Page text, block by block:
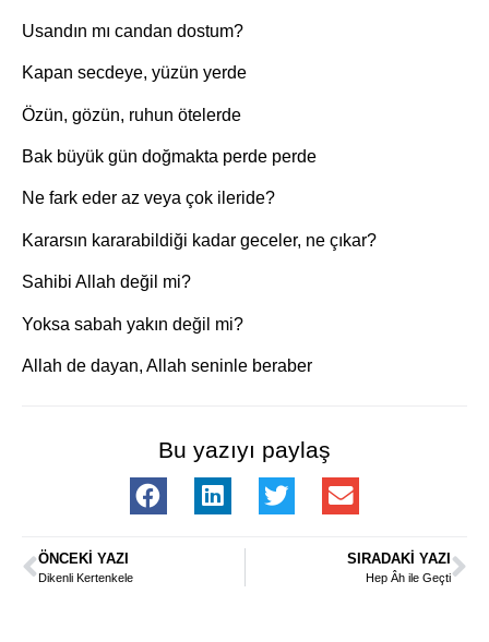
Usandın mı candan dostum?
Kapan secdeye, yüzün yerde
Özün, gözün, ruhun ötelerde
Bak büyük gün doğmakta perde perde
Ne fark eder az veya çok ileride?
Kararsın kararabildiği kadar geceler, ne çıkar?
Sahibi Allah değil mi?
Yoksa sabah yakın değil mi?
Allah de dayan, Allah seninle beraber
Bu yazıyı paylaş
ÖNCEKI YAZI
Dikenli Kertenkele
SIRADAKI YAZI
Hep Âh ile Geçti